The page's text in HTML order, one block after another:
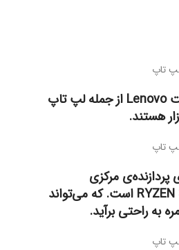
تاپ
لپ تاپ های شرکت Lenovo از جمله لپ تاپ
هستند.
تاپ
پردازنده‌ی مرکزی
است. که می‌تواند
به راحتی برآید.
تاپ